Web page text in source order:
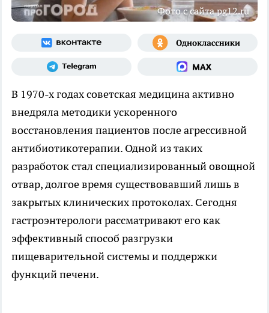
Фото с сайта pg12.ru
В 1970-х годах советская медицина активно
внедряла методики ускоренного
восстановления пациентов после агрессивной
антибиотикотерапии. Одной из таких
разработок стал специализированный овощной
отвар, долгое время существовавший лишь в
закрытых клинических протоколах. Сегодня
гастроэнтерологи рассматривают его как
эффективный способ разгрузки
пищеварительной системы и поддержки
функций печени.